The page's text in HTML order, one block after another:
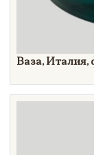
Ваза, Италия,